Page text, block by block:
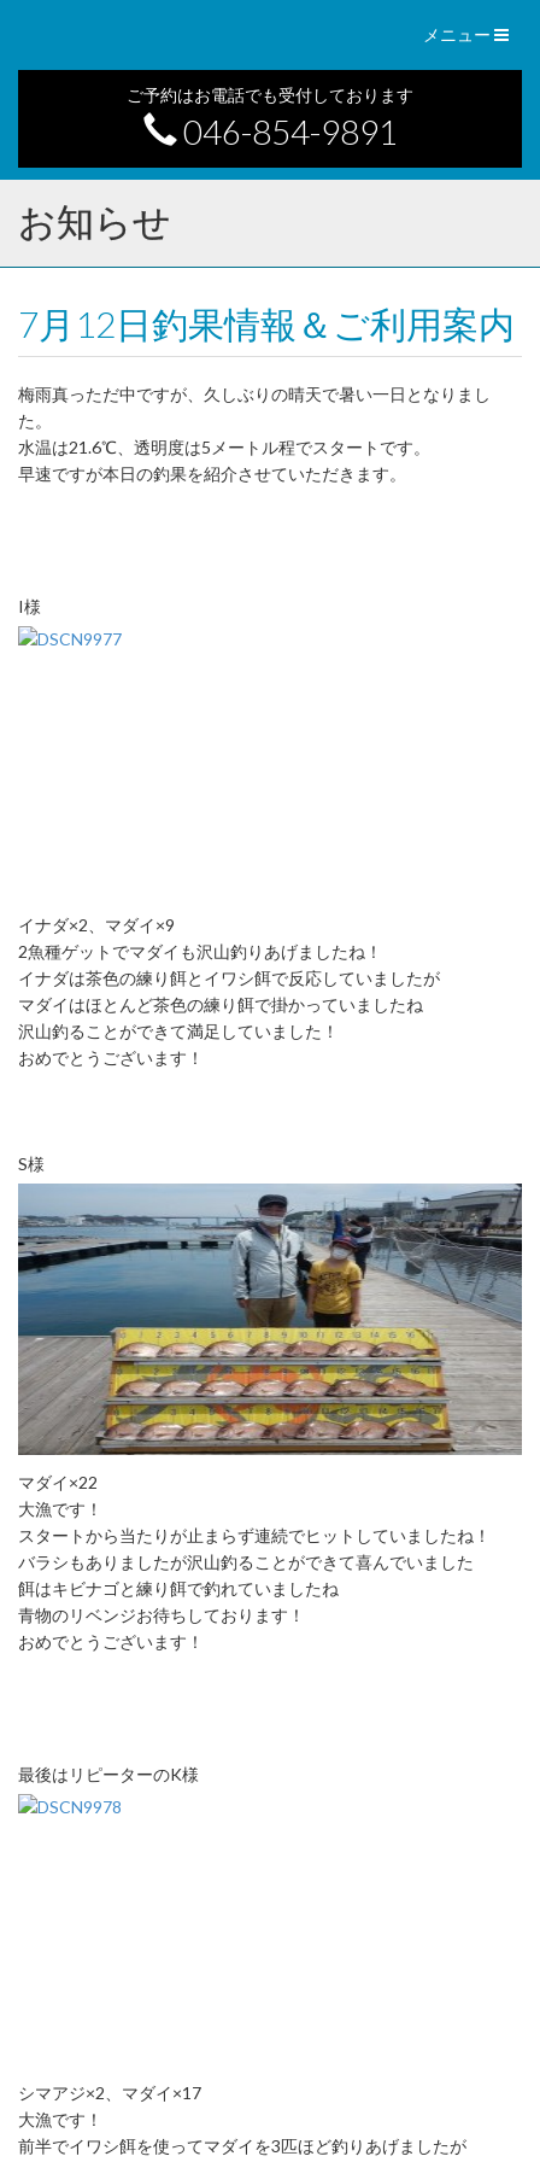
メニュー
ご予約はお電話でも受付しております
046-854-9891
お知らせ
7月12日釣果情報＆ご利用案内
梅雨真っただ中ですが、久しぶりの晴天で暑い一日となりまし
た。
水温は21.6℃、透明度は5メートル程でスタートです。
早速ですが本日の釣果を紹介させていただきます。
I様
イナダ×2、マダイ×9
2魚種ゲットでマダイも沢山釣りあげましたね！
イナダは茶色の練り餌とイワシ餌で反応していましたが
マダイはほとんど茶色の練り餌で掛かっていましたね
沢山釣ることができて満足していました！
おめでとうございます！
S様
マダイ×22
大漁です！
スタートから当たりが止まらず連続でヒットしていましたね！
バラシもありましたが沢山釣ることができて喜んでいました
餌はキビナゴと練り餌で釣れていましたね
青物のリベンジお待ちしております！
おめでとうございます！
最後はリピーターのK様
シマアジ×2、マダイ×17
大漁です！
前半でイワシ餌を使ってマダイを3匹ほど釣りあげましたが